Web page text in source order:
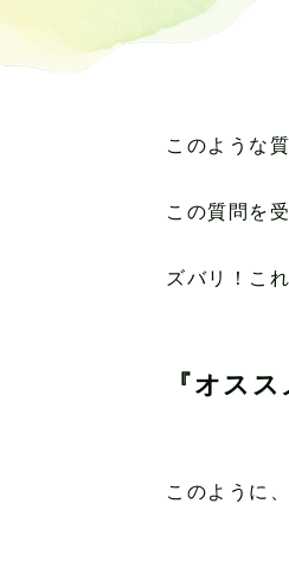
このような
この質問を
ズバリ！こ
『オス
このように